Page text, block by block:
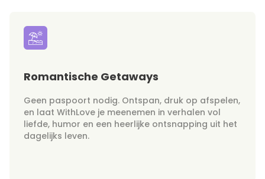
Romantische Getaways
Geen paspoort nodig. Ontspan, druk op afspelen,
en laat WithLove je meenemen in verhalen vol
liefde, humor en een heerlijke ontsnapping uit het
dagelijks leven.